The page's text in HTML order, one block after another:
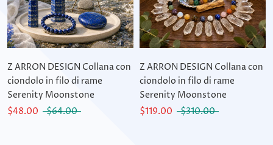
Z ARRON DESIGN Collana con
ciondolo in filo di rame
Serenity Moonstone
$48.00
$64.00
Z ARRON DESIGN Collana con
ciondolo in filo di rame
Serenity Moonstone
$119.00
$310.00